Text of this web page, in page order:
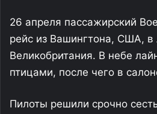
26 апреля пассажирский
рейс из Вашингтона, США, в
Великобритания. В небе
птицами, после чего в
Пилоты решили срочно